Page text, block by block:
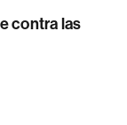
contra las